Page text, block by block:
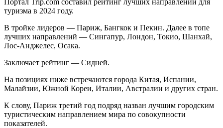
туризма в 2024 году.
В тройке лидеров — Париж, Бангкок и Пекин. Далее в топе
лучших направлений — Сингапур, Лондон, Токио, Шанхай,
Лос-Анджелес, Осака.
Заключает рейтинг​​​ — Сидней.
На позициях ниже встречаются города Китая, Испании,
Малайзии, Южной Кореи, Италии, Австралии и других стран.
К слову, Париж третий год подряд назван лучшим городским
туристическим направлением мира по совокупности
показателей.